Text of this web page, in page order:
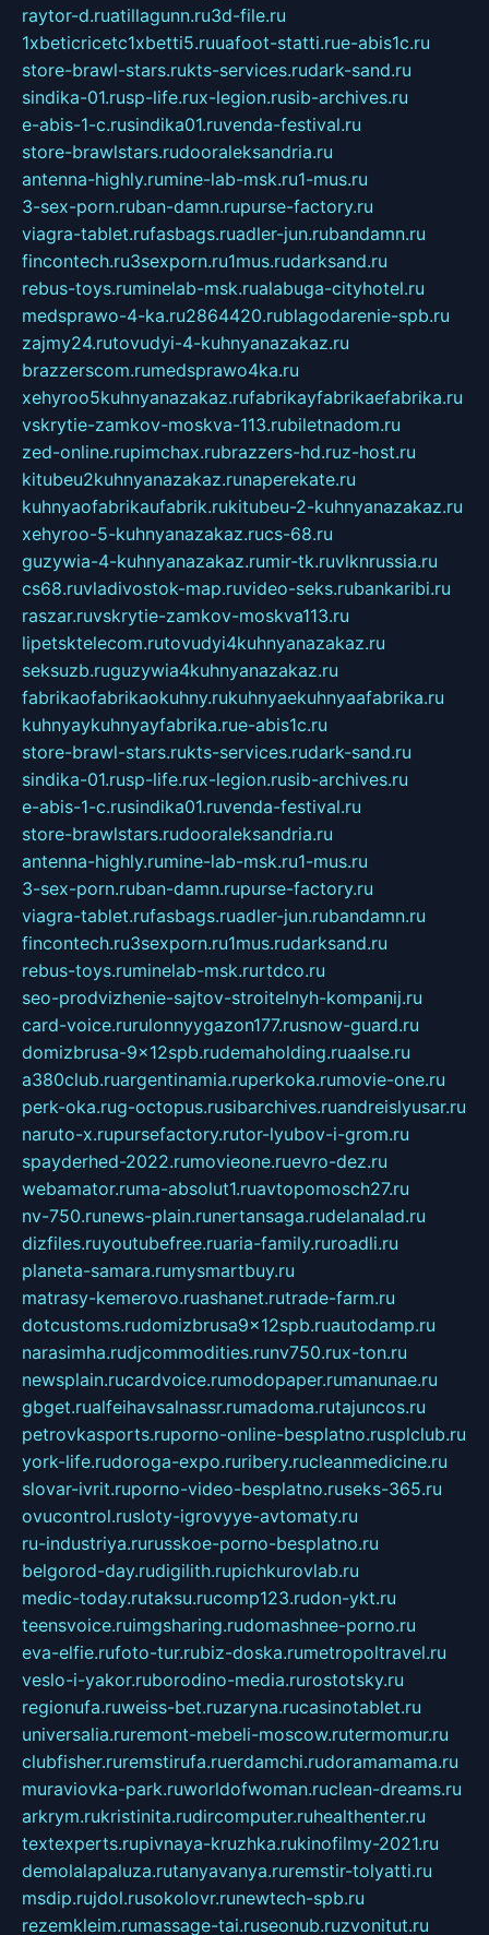
raytor-d.ruatillagunn.ru3d-file.ru
1xbeticricetc1xbetti5.ruuafoot-statti.rue-abis1c.ru
store-brawl-stars.rukts-services.rudark-sand.ru
sindika-01.rusp-life.rux-legion.rusib-archives.ru
e-abis-1-c.rusindika01.ruvenda-festival.ru
store-brawlstars.rudooraleksandria.ru
antenna-highly.rumine-lab-msk.ru1-mus.ru
3-sex-porn.ruban-damn.rupurse-factory.ru
viagra-tablet.rufasbags.ruadler-jun.rubandamn.ru
fincontech.ru3sexporn.ru1mus.rudarksand.ru
rebus-toys.ruminelab-msk.rualabuga-cityhotel.ru
medsprawo-4-ka.ru2864420.rublagodarenie-spb.ru
zajmy24.rutovudyi-4-kuhnyanazakaz.ru
brazzerscom.rumedsprawo4ka.ru
xehyroo5kuhnyanazakaz.rufabrikayfabrikaefabrika.ru
vskrytie-zamkov-moskva-113.rubiletnadom.ru
zed-online.rupimchax.rubrazzers-hd.ruz-host.ru
kitubeu2kuhnyanazakaz.runaperekate.ru
kuhnyaofabrikaufabrik.rukitubeu-2-kuhnyanazakaz.ru
xehyroo-5-kuhnyanazakaz.rucs-68.ru
guzywia-4-kuhnyanazakaz.rumir-tk.ruvlknrussia.ru
cs68.ruvladivostok-map.ruvideo-seks.rubankaribi.ru
raszar.ruvskrytie-zamkov-moskva113.ru
lipetsktelecom.rutovudyi4kuhnyanazakaz.ru
seksuzb.ruguzywia4kuhnyanazakaz.ru
fabrikaofabrikaokuhny.rukuhnyaekuhnyaafabrika.ru
kuhnyaykuhnyayfabrika.rue-abis1c.ru
store-brawl-stars.rukts-services.rudark-sand.ru
sindika-01.rusp-life.rux-legion.rusib-archives.ru
e-abis-1-c.rusindika01.ruvenda-festival.ru
store-brawlstars.rudooraleksandria.ru
antenna-highly.rumine-lab-msk.ru1-mus.ru
3-sex-porn.ruban-damn.rupurse-factory.ru
viagra-tablet.rufasbags.ruadler-jun.rubandamn.ru
fincontech.ru3sexporn.ru1mus.rudarksand.ru
rebus-toys.ruminelab-msk.rurtdco.ru
seo-prodvizhenie-sajtov-stroitelnyh-kompanij.ru
card-voice.rurulonnyygazon177.rusnow-guard.ru
domizbrusa-9x12spb.rudemaholding.ruaalse.ru
a380club.ruargentinamia.ruperkoka.rumovie-one.ru
perk-oka.rug-octopus.rusibarchives.ruandreislyusar.ru
naruto-x.rupursefactory.rutor-lyubov-i-grom.ru
spayderhed-2022.rumovieone.ruevro-dez.ru
webamator.ruma-absolut1.ruavtopomosch27.ru
nv-750.runews-plain.runertansaga.rudelanalad.ru
dizfiles.ruyoutubefree.ruaria-family.ruroadli.ru
planeta-samara.rumysmartbuy.ru
matrasy-kemerovo.ruashanet.rutrade-farm.ru
dotcustoms.rudomizbrusa9x12spb.ruautodamp.ru
narasimha.rudjcommodities.runv750.rux-ton.ru
newsplain.rucardvoice.rumodopaper.rumanunae.ru
gbget.rualfeihavsalnassr.rumadoma.rutajuncos.ru
petrovkasports.ruporno-online-besplatno.rusplclub.ru
york-life.rudoroga-expo.ruribery.rucleanmedicine.ru
slovar-ivrit.ruporno-video-besplatno.ruseks-365.ru
ovucontrol.rusloty-igrovyye-avtomaty.ru
ru-industriya.rurusskoe-porno-besplatno.ru
belgorod-day.rudigilith.rupichkurovlab.ru
medic-today.rutaksu.rucomp123.rudon-ykt.ru
teensvoice.ruimgsharing.rudomashnee-porno.ru
eva-elfie.rufoto-tur.rubiz-doska.rumetropoltravel.ru
veslo-i-yakor.ruborodino-media.rurostotsky.ru
regionufa.ruweiss-bet.ruzaryna.rucasinotablet.ru
universalia.ruremont-mebeli-moscow.rutermomur.ru
clubfisher.ruremstirufa.ruerdamchi.rudoramamama.ru
muraviovka-park.ruworldofwoman.ruclean-dreams.ru
arkrym.rukristinita.rudircomputer.ruhealthenter.ru
textexperts.rupivnaya-kruzhka.rukinofilmy-2021.ru
demolalapaluza.rutanyavanya.ruremstir-tolyatti.ru
msdip.rujdol.rusokolovr.runewtech-spb.ru
rezemkleim.rumassage-tai.ruseonub.ruzvonitut.ru